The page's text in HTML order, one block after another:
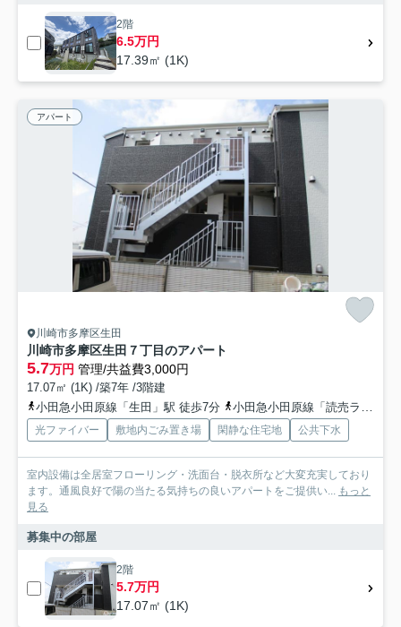
2階
6.5万円
17.39㎡ (1K)
アパート
川崎市多摩区生田
川崎市多摩区生田７丁目のアパート
5.7万円 管理/共益費3,000円
17.07㎡ (1K) /築7年 /3階建
小田急小田原線「生田」駅 徒歩7分
小田急小田原線「読売ランド前」駅 徒歩17分
光ファイバー 敷地内ごみ置き場 閑静な住宅地 公共下水
室内設備は全居室フローリング・洗面台・脱衣所など大変充実しており
ます。通風良好で陽の当たる気持ちの良いアパートをご提供い... もっと
見る
募集中の部屋
2階
5.7万円
17.07㎡ (1K)